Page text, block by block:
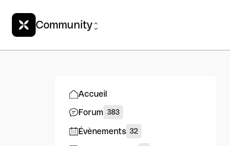
Community
Accueil
Forum 383
Évènements 32